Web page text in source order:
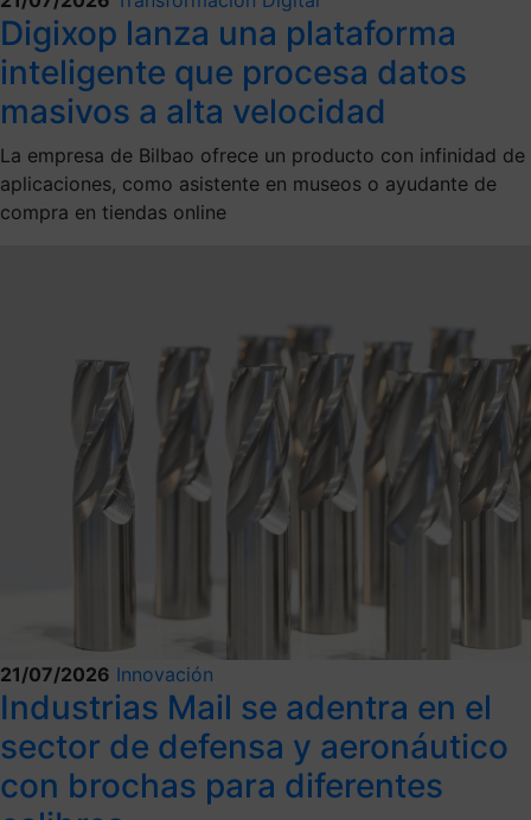
Digixop lanza una plataforma
inteligente que procesa datos
masivos a alta velocidad
La empresa de Bilbao ofrece un producto con infinidad de
aplicaciones, como asistente en museos o ayudante de
compra en tiendas online
21/07/2026 Innovación
Industrias Mail se adentra en el
sector de defensa y aeronáutico
con brochas para diferentes